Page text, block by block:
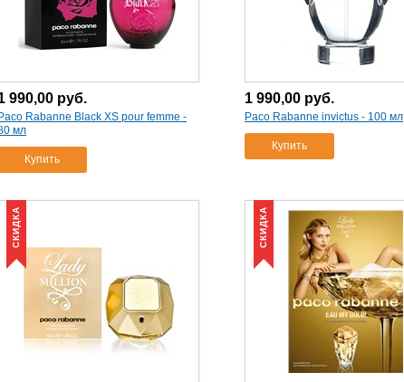
990,00 руб.
Paco Rabanne Black XS pour femme -
мл
Купить
1 990,00 руб.
Paco Rabanne invictus - 100 мл
Купить
СКИДКА СКИДКА